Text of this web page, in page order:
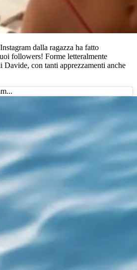
dalla ragazza ha fatto
followers! Forme letteralmente
Davide, con tanti apprezzamenti anche